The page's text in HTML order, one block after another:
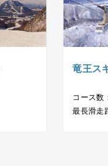
竜王ス
コース数
最長滑走